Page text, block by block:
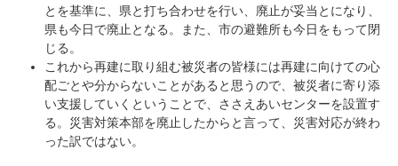
とを基準に、県と打ち合わせを行い、廃止が妥当とになり、
県も今日で廃止となる。また、市の避難所も今日をもって閉
じる。
これから再建に取り組む被災者の皆様には再建に向けての心
配ごとや分からないことがあると思うので、被災者に寄り添
い支援していくということで、ささえあいセンターを設置す
る。災害対策本部を廃止したからと言って、災害対応が終わ
った訳ではない。